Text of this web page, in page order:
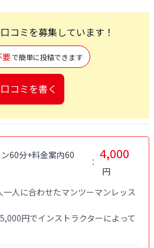
コミを募集しています！
要で簡単に投稿できます
口コミを書く
ン60分+料金案内60
： 4,000
円
人に合わせたマンツーマンレッス
円でインストラクターによって